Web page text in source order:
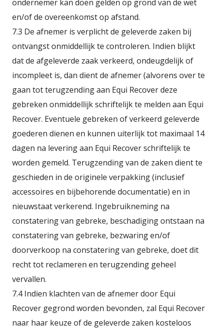
ondernemer kan doen gelden op grond van de wet
en/of de overeenkomst op afstand.
7.3 De afnemer is verplicht de geleverde zaken bij
ontvangst onmiddellijk te controleren. Indien blijkt
dat de afgeleverde zaak verkeerd, ondeugdelijk of
incompleet is, dan dient de afnemer (alvorens over te
gaan tot terugzending aan Equi Recover deze
gebreken onmiddellijk schriftelijk te melden aan Equi
Recover. Eventuele gebreken of verkeerd geleverde
goederen dienen en kunnen uiterlijk tot maximaal 14
dagen na levering aan Equi Recover schriftelijk te
worden gemeld. Terugzending van de zaken dient te
geschieden in de originele verpakking (inclusief
accessoires en bijbehorende documentatie) en in
nieuwstaat verkerend. Ingebruikneming na
constatering van gebreke, beschadiging ontstaan na
constatering van gebreke, bezwaring en/of
doorverkoop na constatering van gebreke, doet dit
recht tot reclameren en terugzending geheel
vervallen.
7.4 Indien klachten van de afnemer door Equi
Recover gegrond worden bevonden, zal Equi Recover
naar haar keuze of de geleverde zaken kosteloos